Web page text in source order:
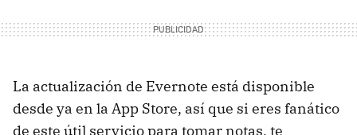
La actualización de Evernote está disponible
desde ya en la App Store, así que si eres fanático
de este útil servicio para tomar notas, te